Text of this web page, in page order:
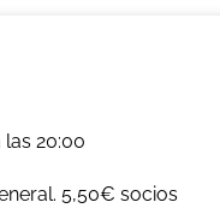
20:00
5,50€ socios